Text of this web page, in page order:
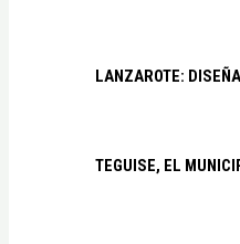
LANZAROTE:
TEGUISE, EL